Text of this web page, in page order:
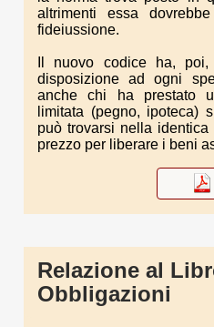
altrimenti essa
fideiussione.
Il nuovo codice ha,
disposizione ad ogni
anche chi ha prestato
limitata (pegno, ipoteca)
può trovarsi nella
prezzo per liberare i beni
Relazione al
Obbligazioni